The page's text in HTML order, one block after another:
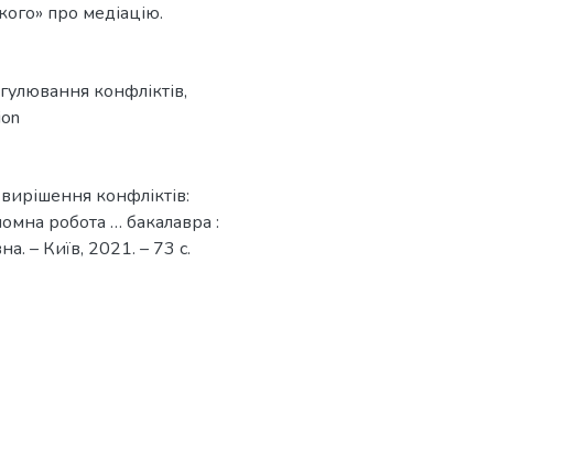
про медіацію.
конфліктів,
конфліктів:
робота … бакалавра :
– Київ, 2021. – 73 с.